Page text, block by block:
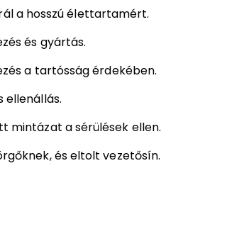
a hosszú élettartamért.
és gyártás.
a tartósság érdekében.
ellenállás.
a sérülések ellen.
és eltolt vezetősín.